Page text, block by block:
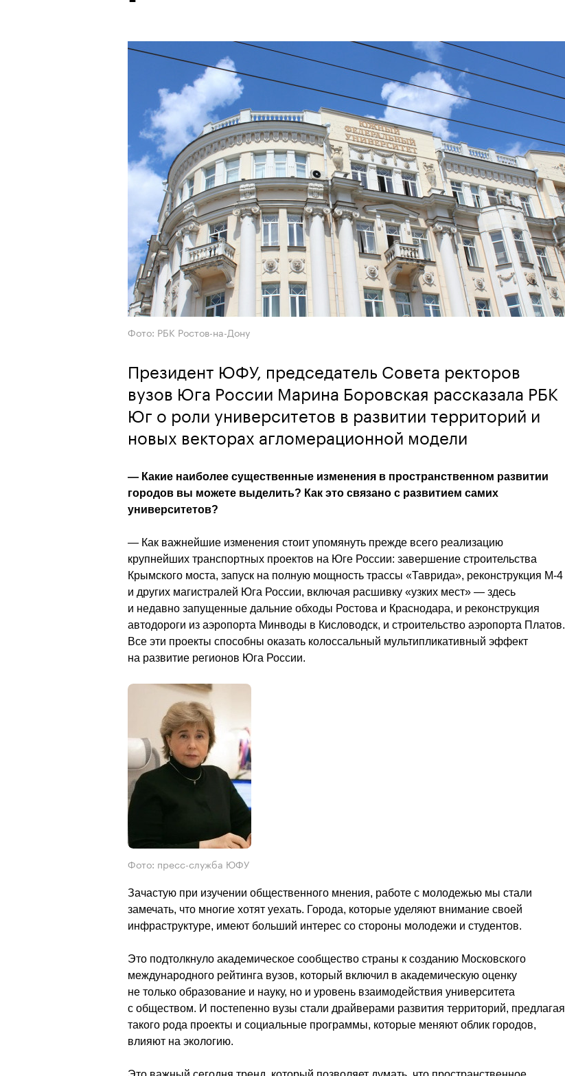
Фото: РБК Ростов-на-Дону
Президент ЮФУ, председатель Совета ректоров
вузов Юга России Марина Боровская рассказала РБК
Юг о роли университетов в развитии территорий и
новых векторах агломерационной модели
— Какие наиболее существенные изменения в пространственном развитии
городов вы можете выделить? Как это связано с развитием самих
университетов?
— Как важнейшие изменения стоит упомянуть прежде всего реализацию
крупнейших транспортных проектов на Юге России: завершение строительства
Крымского моста, запуск на полную мощность трассы «Таврида», реконструкция М-4
и других магистралей Юга России, включая расшивку «узких мест» — здесь
и недавно запущенные дальние обходы Ростова и Краснодара, и реконструкция
автодороги из аэропорта Минводы в Кисловодск, и строительство аэропорта Платов.
Все эти проекты способны оказать колоссальный мультипликативный эффект
на развитие регионов Юга России.
Фото: пресс-служба ЮФУ
Зачастую при изучении общественного мнения, работе с молодежью мы стали
замечать, что многие хотят уехать. Города, которые уделяют внимание своей
инфраструктуре, имеют больший интерес со стороны молодежи и студентов.
Это подтолкнуло академическое сообщество страны к созданию Московского
международного рейтинга вузов, который включил в академическую оценку
не только образование и науку, но и уровень взаимодействия университета
с обществом. И постепенно вузы стали драйверами развития территорий, предлагая
такого рода проекты и социальные программы, которые меняют облик городов,
влияют на экологию.